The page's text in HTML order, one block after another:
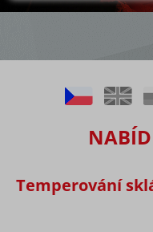
Temperování